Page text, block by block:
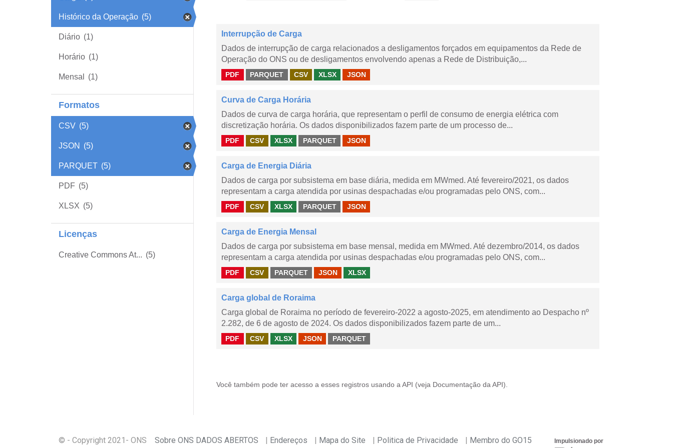
Histórico da Operação (5)
Diário (1)
Horário (1)
Mensal (1)
Formatos
CSV (5)
JSON (5)
PARQUET (5)
PDF (5)
XLSX (5)
Licenças
Creative Commons At... (5)
Interrupção de Carga
Dados de interrupção de carga relacionados a desligamentos forçados em equipamentos da Rede de
Operação do ONS ou de desligamentos envolvendo apenas a Rede de Distribuição,...
PDF PARQUET CSV XLSX JSON
Curva de Carga Horária
Dados de curva de carga horária, que representam o perfil de consumo de energia elétrica com
discretização horária. Os dados disponibilizados fazem parte de um processo de...
PDF CSV XLSX PARQUET JSON
Carga de Energia Diária
Dados de carga por subsistema em base diária, medida em MWmed. Até fevereiro/2021, os dados
representam a carga atendida por usinas despachadas e/ou programadas pelo ONS, com...
PDF CSV XLSX PARQUET JSON
Carga de Energia Mensal
Dados de carga por subsistema em base mensal, medida em MWmed. Até dezembro/2014, os dados
representam a carga atendida por usinas despachadas e/ou programadas pelo ONS, com...
PDF CSV PARQUET JSON XLSX
Carga global de Roraima
Carga global de Roraima no período de fevereiro-2022 a agosto-2025, em atendimento ao Despacho nº
2.282, de 6 de agosto de 2024. Os dados disponibilizados fazem parte de um...
PDF CSV XLSX JSON PARQUET
Você também pode ter acesso a esses registros usando a API (veja Documentação da API ).
© - Copyright 2021 - ONS Sobre ONS DADOS ABERTOS Endereços Mapa do Site Politica de Privacidade Membro do GO15 Impulsionado por